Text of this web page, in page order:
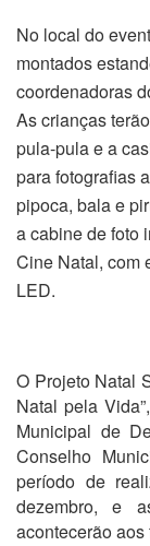
No local do
montados
coordenadoras
As crianças
pula-pula e a
para fotografias
pipoca, bala e
a cabine de foto
Cine Natal, com
LED.
O Projeto Natal
Natal pela
Municipal de
Conselho
período de
dezembro, e
acontecerão